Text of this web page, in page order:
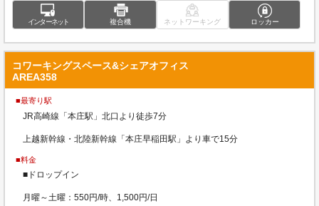
インターネット 複合機 ネットワーキング ロッカー
コワーキングスペース&シェアオフィス
AREA358
■最寄り駅
JR高崎線「本庄駅」北口より徒歩7分
上越新幹線・北陸新幹線「本庄早稲田駅」より車で15分
■料金
■ドロップイン
月曜～土曜：550円/時、1,500円/日